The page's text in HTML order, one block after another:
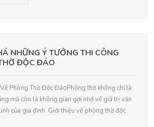
NHỮNG Ý TƯỞNG THI CÔNG
ĐỘC ĐÁO
Phòng Thờ Độc ĐáoPhòng thờ không chỉ là
mà còn là không gian gợi nhớ về giá trị văn
của gia đình. Giới thiệu về phòng thờ độc